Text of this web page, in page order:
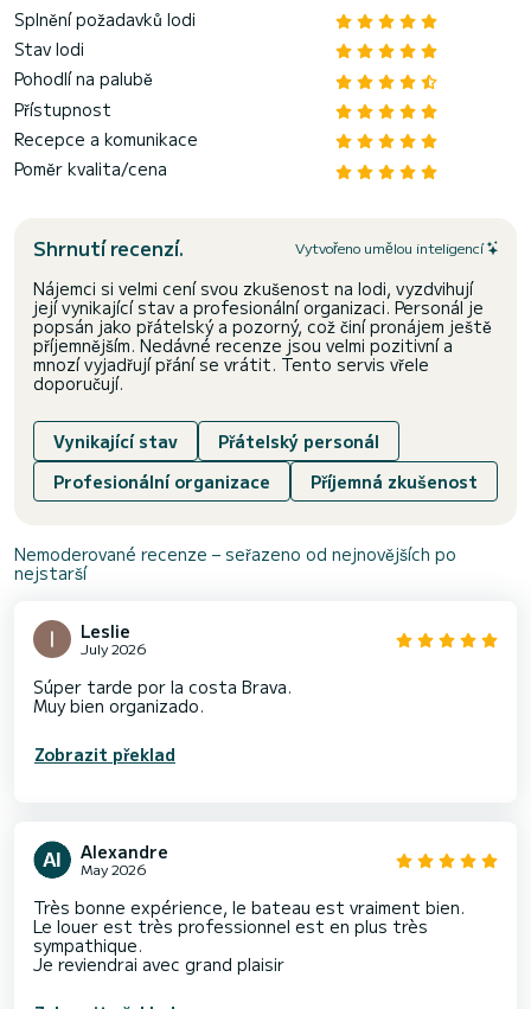
Splnění požadavků lodi
Stav lodi
Pohodlí na palubě
Přístupnost
Recepce a komunikace
Poměr kvalita/cena
Shrnutí recenzí. Vytvořeno umělou inteligencí
Nájemci si velmi cení svou zkušenost na lodi, vyzdvihují
její vynikající stav a profesionální organizaci. Personál je
popsán jako přátelský a pozorný, což činí pronájem ještě
příjemnějším. Nedávné recenze jsou velmi pozitivní a
mnozí vyjadřují přání se vrátit. Tento servis vřele
doporučují.
Vynikající stav
Přátelský personál
Profesionální organizace
Příjemná zkušenost
Nemoderované recenze – seřazeno od nejnovějších po
nejstarší
Leslie
July 2026
Súper tarde por la costa Brava.
Muy bien organizado.
Zobrazit překlad
Alexandre
May 2026
Très bonne expérience, le bateau est vraiment bien.
Le louer est très professionnel est en plus très
sympathique.
Je reviendrai avec grand plaisir